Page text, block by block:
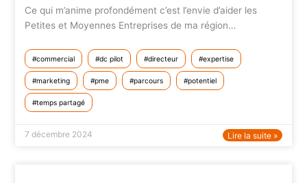
Ce qui m’anime profondément c’est l’envie d’aider les
Petites et Moyennes Entreprises de ma région…
commercial dc pilot directeur expertise
marketing pme parcours potentiel
temps partagé
7 décembre 2024 Lire la suite »